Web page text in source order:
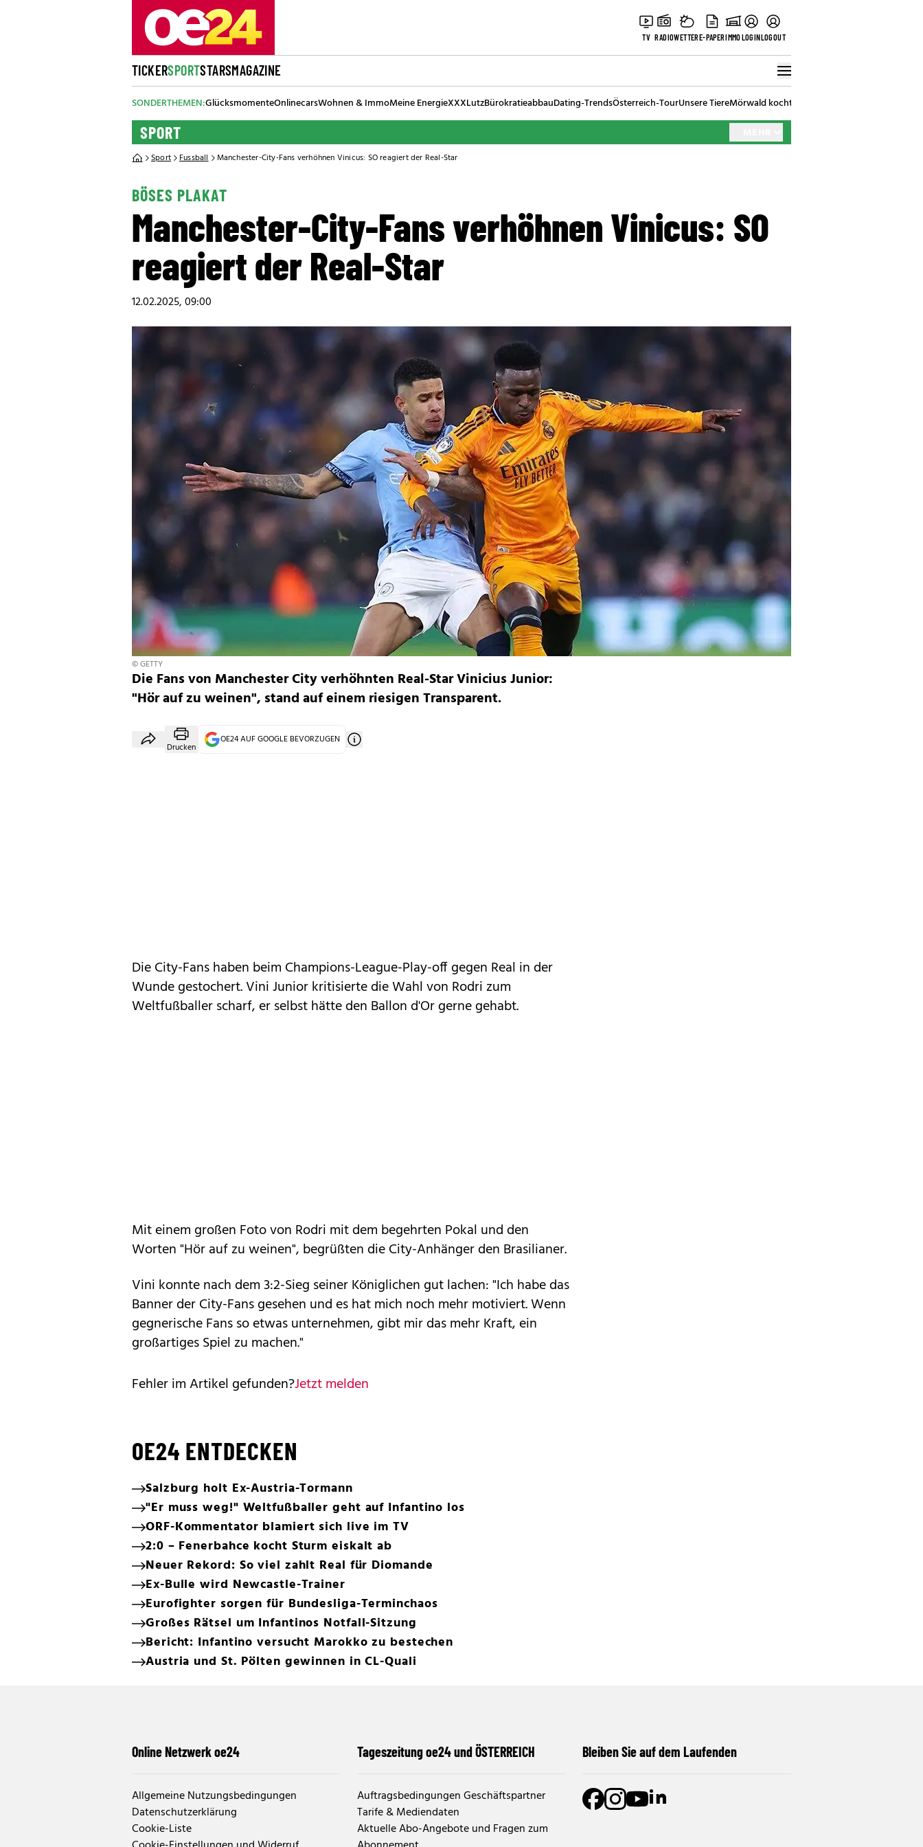
TV RADIOWETTERE-PAPERIMMOLOGINLOGOUT
TICKERSPORTSTARSMAGAZINE
SONDERTHEMEN:GlücksmomenteOnlinecarsWohnen & ImmoMeine EnergieXXXLutzBürokratieabbauDating-TrendsÖsterreich-TourUnsere TiereMörwald kocht
SPORT
Sport Fussball Manchester-City-Fans verhöhnen Vinicus: SO reagiert der Real-Star
BÖSES PLAKAT
Manchester-City-Fans verhöhnen Vinicus: SO
reagiert der Real-Star
12.02.2025, 09:00
© GETTY
Die Fans von Manchester City verhöhnten Real-Star Vinicius Junior:
"Hör auf zu weinen", stand auf einem riesigen Transparent.
Drucken
OE24 AUF GOOGLE BEVORZUGEN
Die City-Fans haben beim Champions-League-Play-off gegen Real in der
Wunde gestochert. Vini Junior kritisierte die Wahl von Rodri zum
Weltfußballer scharf, er selbst hätte den Ballon d'Or gerne gehabt.
Mit einem großen Foto von Rodri mit dem begehrten Pokal und den
Worten "Hör auf zu weinen", begrüßten die City-Anhänger den Brasilianer.
Vini konnte nach dem 3:2-Sieg seiner Königlichen gut lachen: "Ich habe das
Banner der City-Fans gesehen und es hat mich noch mehr motiviert. Wenn
gegnerische Fans so etwas unternehmen, gibt mir das mehr Kraft, ein
großartiges Spiel zu machen."
Fehler im Artikel gefunden?Jetzt melden
OE24 ENTDECKEN
Salzburg holt Ex-Austria-Tormann
"Er muss weg!" Weltfußballer geht auf Infantino los
ORF-Kommentator blamiert sich live im TV
2:0 – Fenerbahce kocht Sturm eiskalt ab
Neuer Rekord: So viel zahlt Real für Diomande
Ex-Bulle wird Newcastle-Trainer
Eurofighter sorgen für Bundesliga-Terminchaos
Großes Rätsel um Infantinos Notfall-Sitzung
Bericht: Infantino versucht Marokko zu bestechen
Austria und St. Pölten gewinnen in CL-Quali
Online Netzwerk oe24
Allgemeine Nutzungsbedingungen
Datenschutzerklärung
Cookie-Liste
Tageszeitung oe24 und ÖSTERREICH
Auftragsbedingungen Geschäftspartner
Tarife & Mediendaten
Aktuelle Abo-Angebote und Fragen zum
Bleiben Sie auf dem Laufenden